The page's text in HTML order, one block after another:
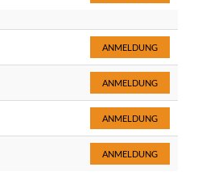
ANMELDUNG
ANMELDUNG
ANMELDUNG
ANMELDUNG